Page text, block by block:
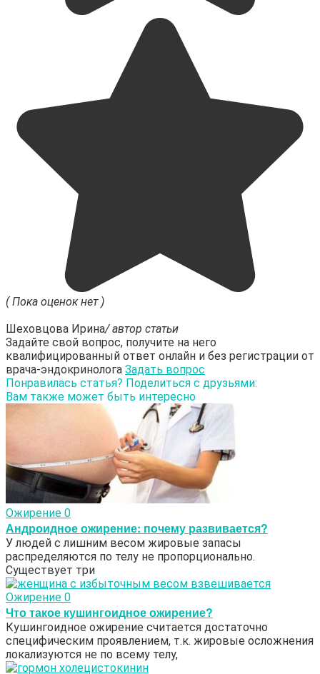
( Пока оценок нет )
Шеховцова Ирина/ автор статьи
Задайте свой вопрос, получите на него
квалифицированный ответ онлайн и без регистрации от
врача-эндокринолога Задать вопрос
Понравилась статья? Поделиться с друзьями:
Вам также может быть интересно
Ожирение 0
Андроидное ожирение: почему развивается?
У людей с лишним весом жировые запасы
распределяются по телу не пропорционально.
Существует три
Ожирение 0
Что такое кушингоидное ожирение?
Кушингоидное ожирение считается достаточно
специфическим проявлением, т.к. жировые осложнения
локализуются не по всему телу,